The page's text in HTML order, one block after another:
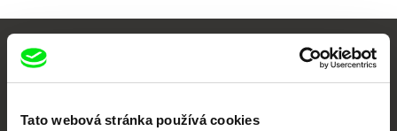
Tato webová stránka používá cookies